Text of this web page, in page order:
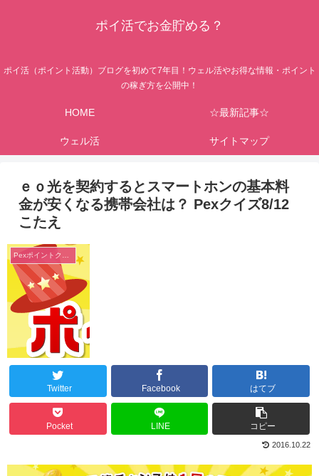
ポイ活でお金貯める？
ポイ活（ポイント活動）ブログを初めて7年目！ウェル活やお得な情報・ポイント
の稼ぎ方を公開中！
HOME ☆最新記事☆
ウェル活 サイトマップ
ｅｏ光を契約するとスマートホンの基本料
金が安くなる携帯会社は？ Pexクイズ8/12
こたえ
Pexポイントクイズ
Twitter Facebook はてブ
Pocket LINE コピー
2016.10.22